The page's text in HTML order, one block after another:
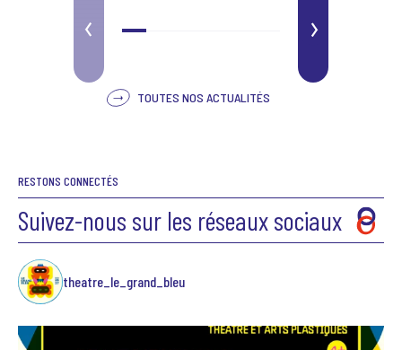
PRÉCÉDENT SUIVANT
TOUTES NOS ACTUALITÉS
RESTONS CONNECTÉS
Suivez-nous sur les réseaux sociaux
theatre_le_grand_bleu